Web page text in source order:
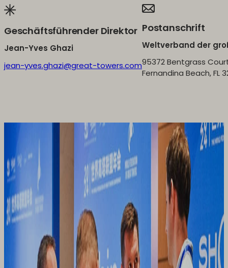
Geschäftsführender Direktor
Jean-Yves Ghazi
jean-yves.ghazi@great-towers.com
Postanschrift
Weltverband der
95372 Bentgrass
Fernandina Beach, FL